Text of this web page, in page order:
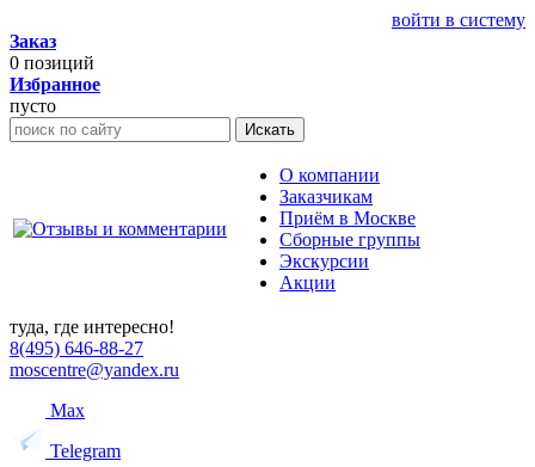
войти в систему
Заказ
0 позиций
Избранное
пусто
Искать
О компании
Заказчикам
Приём в Москве
Сборные группы
Экскурсии
Акции
туда, где интересно!
8(495) 646-88-27
moscentre@yandex.ru
Max
Telegram